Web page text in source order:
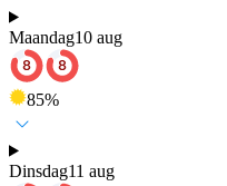
Maandag10 aug
85%
Dinsdag11 aug